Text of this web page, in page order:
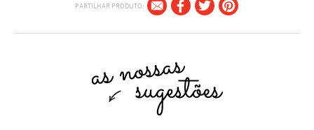
PARTILHAR PRODUTO: